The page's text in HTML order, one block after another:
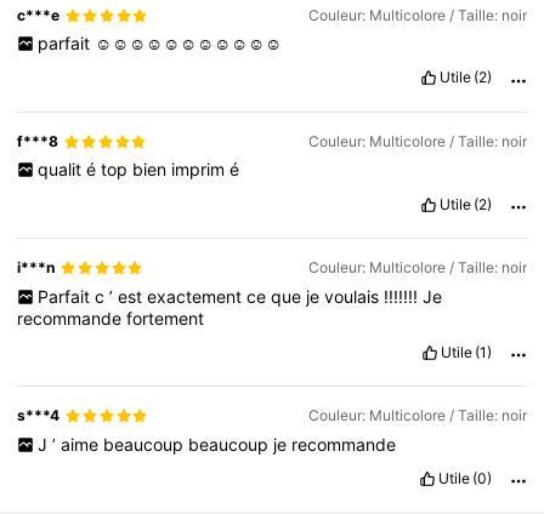
c***e Couleur: Multicolore / Taille: noir
parfait ☺️☺️☺️☺️☺️☺️☺️☺️☺️☺️☺️
Utile (2)
f***8 Couleur: Multicolore / Taille: noir
qualit é top bien imprim é
Utile (2)
i***n Couleur: Multicolore / Taille: noir
Parfait c ’ est exactement ce que je voulais !!!!!!! Je
recommandefortement
Utile (1)
s***4 Couleur: Multicolore / Taille: noir
J ’ aime beaucoup beaucoup je recommande
Utile (0)